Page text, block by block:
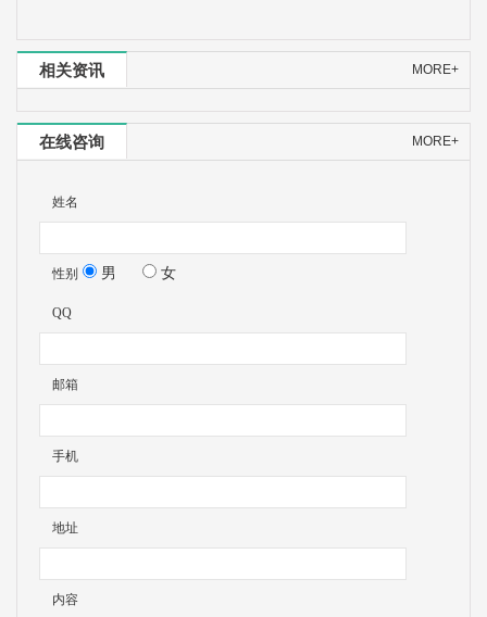
MORE+
相关资讯
MORE+
在线咨询
姓名
性别 男 女
QQ
邮箱
手机
地址
内容